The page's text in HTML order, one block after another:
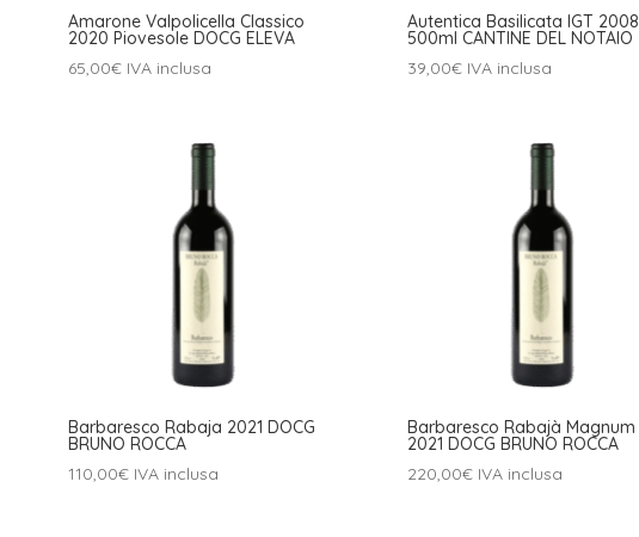
Amarone Valpolicella Classico
2020 Piovesole DOCG ELEVA
65,00€ IVA inclusa
Autentica Basilicata IGT 2008
500ml CANTINE DEL NOTAIO
39,00€ IVA inclusa
Barbaresco Rabaja 2021 DOCG
BRUNO ROCCA
110,00€ IVA inclusa
Barbaresco Rabajà Magnum
2021 DOCG BRUNO ROCCA
220,00€ IVA inclusa